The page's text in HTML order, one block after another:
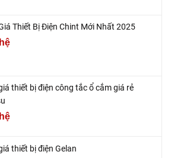
Thiết Bị Điện Chint Mới Nhất 2025
thiết bị điện công tắc ổ cắm giá rẻ
thiết bị điện Gelan